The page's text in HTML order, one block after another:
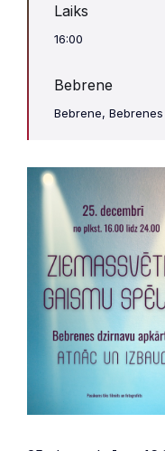
Laiks
16:00
Bebrene
Bebrene,